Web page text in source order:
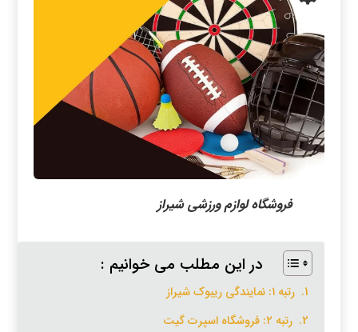
فروشگاه لوازم ورزشی شیراز
در این مطلب می خوانیم :
رتبه ۱: نمایندگی ریبوک شیراز
رتبه ۲: فروشگاه اسپرت گیت